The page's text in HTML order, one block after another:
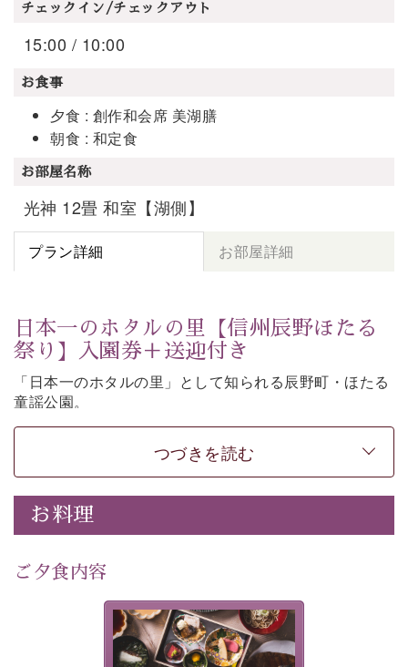
チェックイン/チェックアウト
15:00 / 10:00
お食事
夕食 : 創作和会席 美湖膳
朝食 : 和定食
お部屋名称
光神 12畳 和室【湖側】
プラン詳細 お部屋詳細
日本一のホタルの里【信州辰野ほたる
祭り】入園券＋送迎付き
「日本一のホタルの里」として知られる辰野町・ほたる
童謡公園。
そこで開催される【信州辰野ほたる祭り】への送迎と入
園券がついた期間限定プランをご用意いたしました。
ホタルが織りなす幻想的な光景。昨年は多い日で1日
4,000匹以上のホタルが観測されました。（出典・画
：辰野町）
自然豊かな信州ならではの風情をご体験ください。
宿泊期間:2026年6月13日～21日
【スケジュール】
17：30 ご夕食
つづきを読む
お料理
ご夕食内容
美湖膳とは諏訪の地で特別を
提供する為に料理長・神原 裕